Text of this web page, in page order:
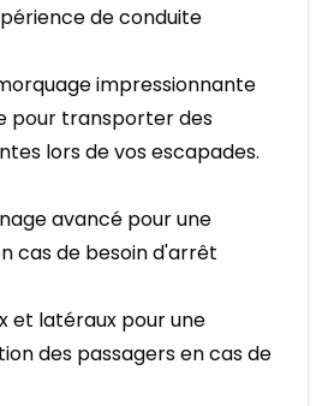
de conduite
impressionnante
pour transporter des
lors de vos escapades.
avancé pour une
cas de besoin d'arrêt
et latéraux pour une
des passagers en cas de